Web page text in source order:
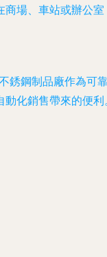
場、車站或辦公
鋼制品廠作為可
化銷售帶來的便利